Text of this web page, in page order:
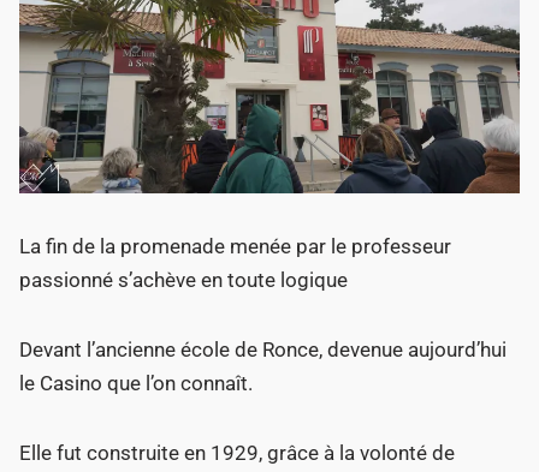
La fin de la promenade menée par le professeur
passionné s’achève en toute logique
Devant l’ancienne école de Ronce, devenue aujourd’hui
le Casino que l’on connaît.
Elle fut construite en 1929, grâce à la volonté de